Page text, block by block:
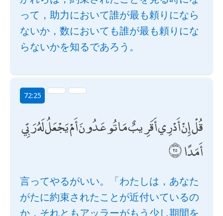
って，助力において誰が最も頼りになら
ないか，数においても誰が最も頼りにな
らないかを知るであろう。
72:25
قُلْ إِنْ أَدْرِي أَقَرِيبٌ مَا تُوعَدُونَ أَمْ يَجْعَلُ لَهُ رَبِّي
أَمَدًا
言ってやるがいい。「わたしは，あなた
がたに約束されたことが近付いているの
か，それともアッラーがもう少し期間を